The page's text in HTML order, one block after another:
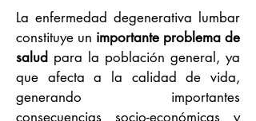
La enfermedad degenerativa lumbar
constituye un importante problema de
salud para la población general, ya
que afecta a la calidad de vida,
generando importantes
consecuencias socio-económicas y